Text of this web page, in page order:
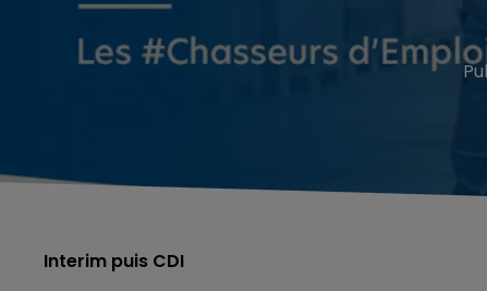
Interim puis CDI